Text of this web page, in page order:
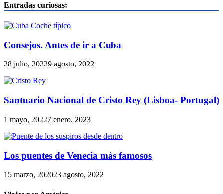
Entradas curiosas:
Consejos. Antes de ir a Cuba
28 julio, 20229 agosto, 2022
Santuario Nacional de Cristo Rey (Lisboa- Portugal)
1 mayo, 20227 enero, 2023
Los puentes de Venecia más famosos
15 marzo, 202023 agosto, 2022